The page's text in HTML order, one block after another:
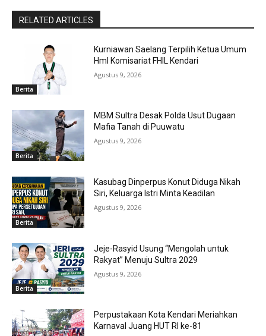
RELATED ARTICLES
Berita
Kurniawan Saelang Terpilih Ketua Umum
HmI Komisariat FHIL Kendari
Agustus 9, 2026
Berita
MBM Sultra Desak Polda Usut Dugaan
Mafia Tanah di Puuwatu
Agustus 9, 2026
Berita
Kasubag Dinperpus Konut Diduga Nikah
Siri, Keluarga Istri Minta Keadilan
Agustus 9, 2026
Berita
Jeje-Rasyid Usung “Mengolah untuk
Rakyat” Menuju Sultra 2029
Agustus 9, 2026
Perpustakaan Kota Kendari Meriahkan
Karnaval Juang HUT RI ke-81